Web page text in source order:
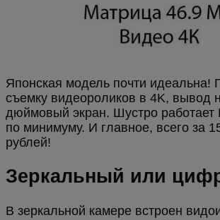
Японская модель почти идеальна!
съемку видеороликов в 4K, вывод
дюймовый экран. Шустро
по минимуму. И главное, всего за
рублей!
Зеркальный или
В зеркальной камере встроен